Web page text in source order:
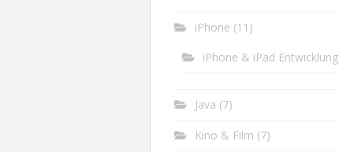
iPhone (11)
iPhone & iPad Entwicklung
Java (7)
Kino & Film (7)